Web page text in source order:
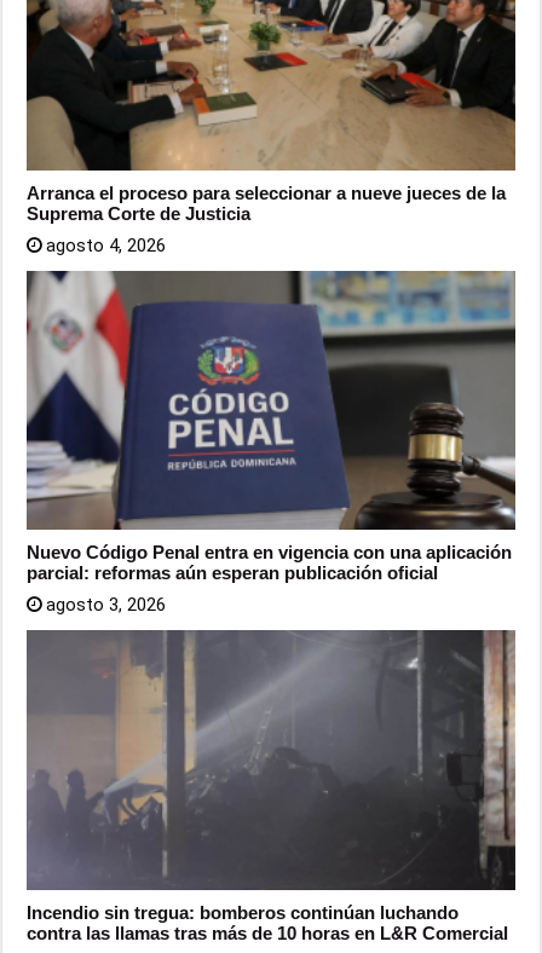
Arranca el proceso para seleccionar a nueve jueces de la
Suprema Corte de Justicia
agosto 4, 2026
Nuevo Código Penal entra en vigencia con una aplicación
parcial: reformas aún esperan publicación oficial
agosto 3, 2026
Incendio sin tregua: bomberos continúan luchando
contra las llamas tras más de 10 horas en L&R Comercial